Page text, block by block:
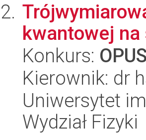
kwantowej na
Konkurs:
Kierownik: dr
Uniwersytet
Wydział Fizyki